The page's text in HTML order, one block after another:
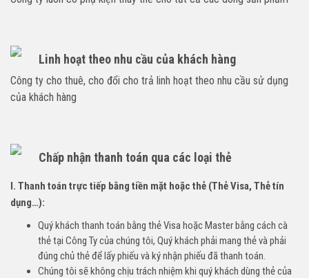
Linh hoạt theo nhu cầu của khách hàng
Công ty cho thuê, cho đổi cho trả linh hoạt theo nhu cầu sử dụng
của khách hàng
Chấp nhận thanh toán qua các loại thẻ
I. Thanh toán trực tiếp bằng tiền mặt hoặc thẻ (Thẻ Visa, Thẻ tín
dụng…):
Quý khách thanh toán bằng thẻ Visa hoặc Master bằng cách cà
thẻ tại Công Ty của chúng tôi, Quý khách phải mang thẻ và phải
đúng chủ thẻ để lấy phiếu và ký nhận phiếu đã thanh toán.
Chúng tôi sẽ không chịu trách nhiệm khi quý khách dùng thẻ của